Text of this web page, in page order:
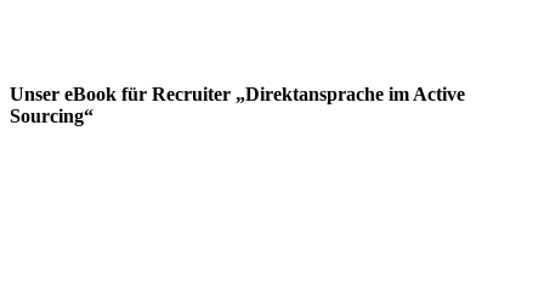
Unser eBook für Recruiter „Direktansprache im Active
Sourcing“